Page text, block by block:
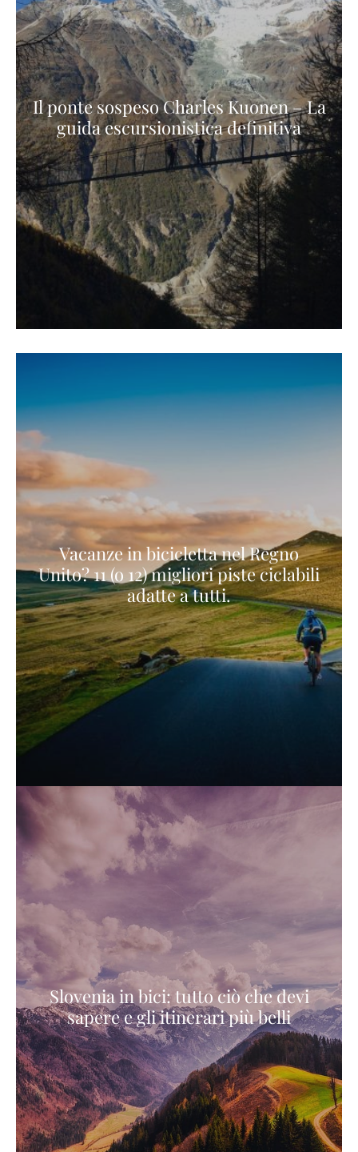
Il ponte sospeso Charles Kuonen – La
guida escursionistica definitiva
Vacanze in bicicletta nel Regno
Unito? 11 (o 12) migliori piste ciclabili
adatte a tutti.
Slovenia in bici: tutto ciò che devi
sapere e gli itinerari più belli